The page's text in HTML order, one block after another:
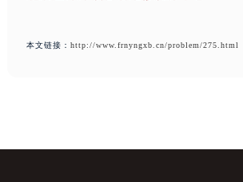
本文链接： http://www.frnyngxb.cn/problem/275.html